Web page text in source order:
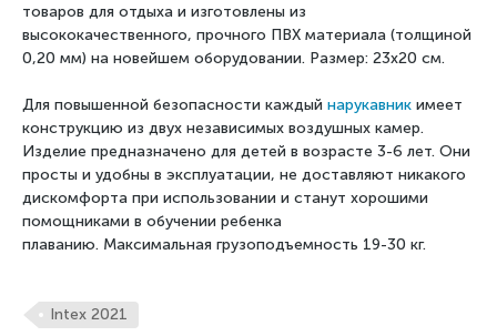
товаров для отдыха и изготовлены из
высококачественного, прочного ПВХ материала (толщиной
0,20 мм) на новейшем оборудовании. Размер: 23x20 см.
Для повышенной безопасности каждый нарукавник имеет
конструкцию из двух независимых воздушных камер.
Изделие предназначено для детей в возрасте 3-6 лет. Они
просты и удобны в эксплуатации, не доставляют никакого
дискомфорта при использовании и станут хорошими
помощниками в обучении ребенка
плаванию. Максимальная грузоподъемность 19-30 кг.
Intex 2021